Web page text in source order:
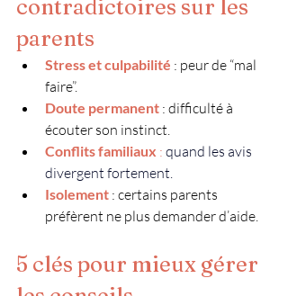
contradictoires sur les
parents
Stress et culpabilité : peur de “mal
faire”.
Doute permanent : difficulté à
écouter son instinct.
Conflits familiaux : quand les avis
divergent fortement.
Isolement : certains parents
préfèrent ne plus demander d’aide.
5 clés pour mieux gérer